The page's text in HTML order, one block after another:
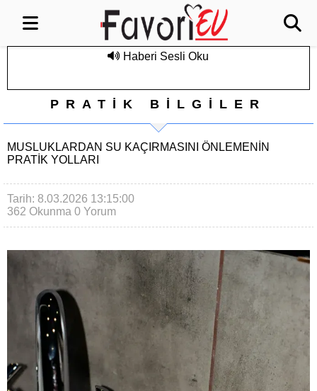
Haberi Sesli Oku
PRATİK BİLGİLER
MUSLUKLARDAN SU KAÇIRMASINI ÖNLEMENIN
PRATIK YOLLARI
Tarih: 8.03.2026 13:15:00
362 Okunma 0 Yorum